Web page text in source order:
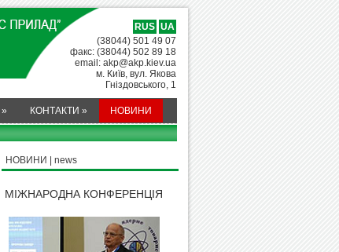
RUS UA
(38044) 501 49 07
факс: (38044) 502 89 18
email: akp@akp.kiev.ua
м. Київ, вул. Якова
Гніздовського, 1
» КОНТАКТИ » НОВИНИ
НОВИНИ | news
МІЖНАРОДНА КОНФЕРЕНЦІЯ